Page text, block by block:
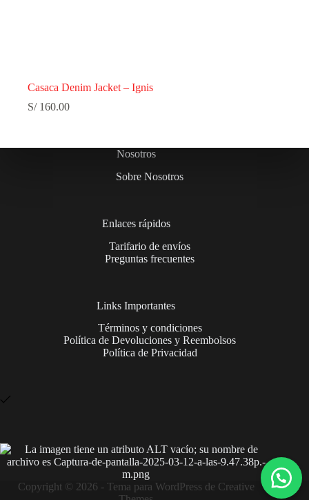
Casaca Denim Jacket – Ignis
S/160.00
Nosotros
Sobre Nosotros
Enlaces rápidos
Tarifario de envíos
Preguntas frecuentes
Links Importantes
Términos y condiciones
Política de Devoluciones y Reembolsos
Política de Privacidad
Copyright © 2026 - Tema para WordPress de Creative